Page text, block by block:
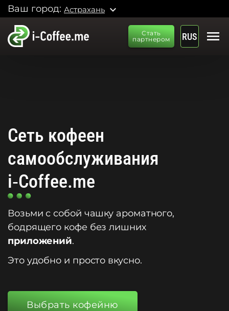
Ваш город: Астрахань expand_more
Стать
партнером
RUS menu
Сеть кофеен
самообслуживания
i‑Coffee.me
Возьми с собой чашку ароматного,
бодрящего кофе без лишних
приложений.
Это удобно и просто вкусно.
Выбрать кофейню